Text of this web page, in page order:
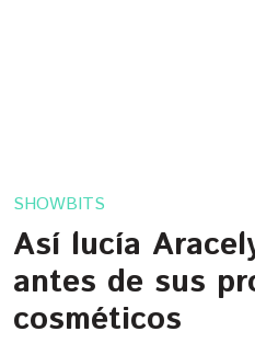
SHOWBITS
Así lucía
antes de sus
cosméticos